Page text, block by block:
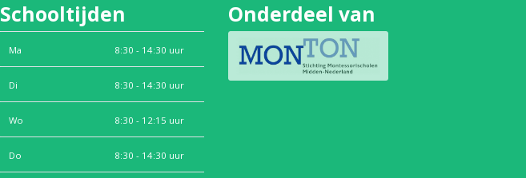
Schooltijden
Ma 8:30 - 14:30 uur
Di 8:30 - 14:30 uur
Wo 8:30 - 12:15 uur
Do 8:30 - 14:30 uur
Onderdeel van